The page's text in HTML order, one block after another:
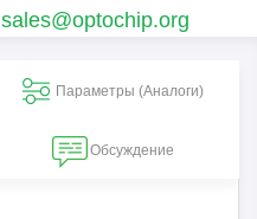
sales@optochip.org
Параметры (Aналоги)
Обсуждение